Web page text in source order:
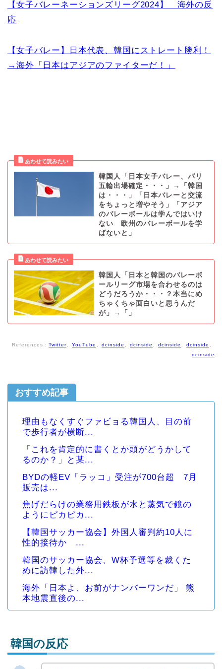
【女子バレーネーションズリーグ2024】 海外の反
応
【女子バレー】日本代表、韓国にストレート勝利！
→海外「日本はアジアのファイターだ！」
韓国人「日本女子バレー、パリ
五輪出場確定・・・」→「韓国
は・・・」「日本バレーと交流
をちょっと増やそう」「アジア
のバレーボールは学んではいけ
ない 欧州のバレーボールを学
ばないと」
韓国人「日本と韓国のバレーボ
ールリーグ市場を合わせるのは
どうだろうか・・・？本当にめ
ちゃくちゃ面白いと思うんだ
が」→「」
References： Twitter YouTube dcinside dcinside dcinside dcinside
dcinside
おすすめ記事
理由もなくすぐファビョる韓国人、目の前
で歩行者が横断...
「これを肯定的に書くとか頭がどうかして
るのか？」と某...
BYDの軽EV「ラッコ」受注が700台超 7月
販売は...
焦げだらけの業務用鉄板が水と蒸気で鏡の
ようにピカピカ...
【韓国サッカー協会】外国人審判約10人に
性的接待か ...
韓国のサッカー協会、W杯予選等を裁くた
めに訪韓した外...
海外「日本よ、お前がナンバーワンだ」 熊
本地震直後の...
韓国の反応